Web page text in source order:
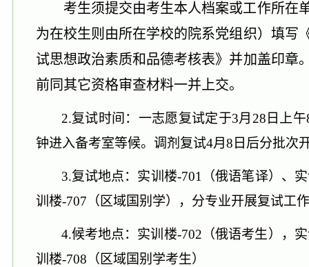
考生须提交由考生本人档案或工作所在
为在校生则由所在学校的院系党组织）填写
试思想政治素质和品德考核表》并加盖印章
前同其它资格审查材料一并上交。
2.复试时间：一志愿复试定于3月28日 上午
钟进入备考室等候。调剂复试4月8日后分批次
3.复试地点： 实训楼-701（俄语笔译）、
训楼-707（区域国别学），分专业开展复试工
4.候考地点：实训楼-702（俄语考生），
训楼-708（区域国别学考生）